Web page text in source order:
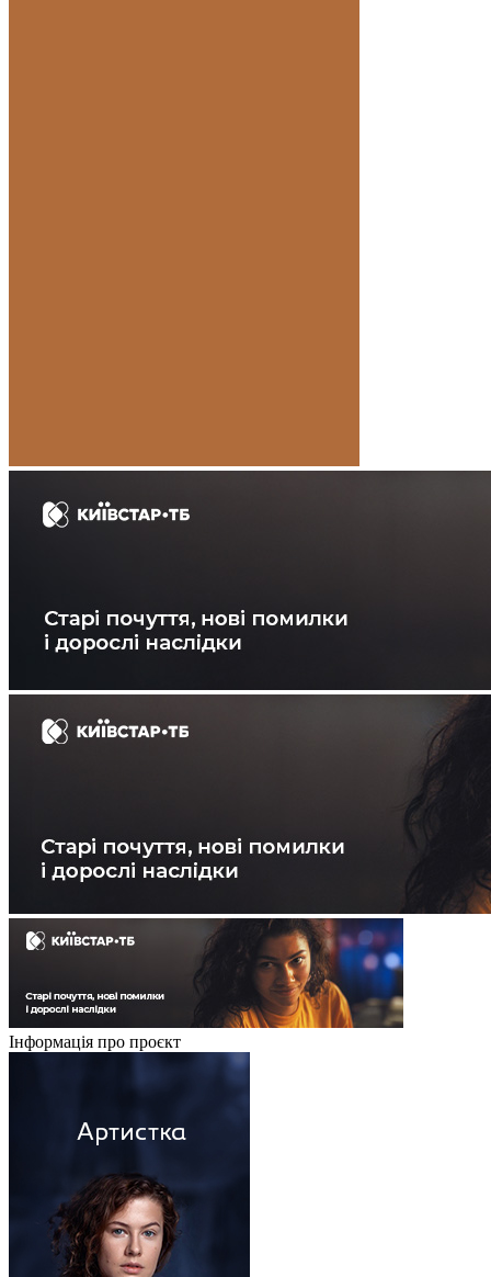
Інформація про проєкт